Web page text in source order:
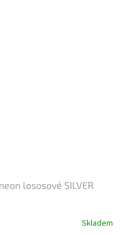
lososové SILVER
Skladem